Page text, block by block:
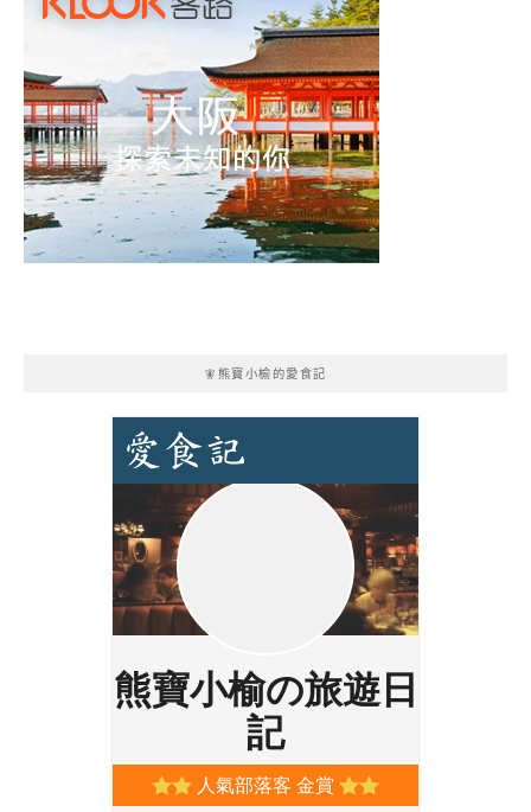
🧚熊寶小榆的愛食記